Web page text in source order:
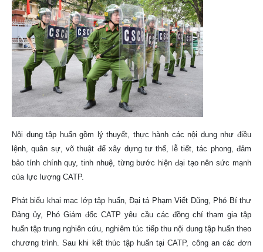
Nội dung tập huấn gồm lý thuyết, thực hành các nội dung như điều
lệnh, quân sự, võ thuật để xây dựng tư thế, lễ tiết, tác phong, đảm
bảo tính chính quy, tinh nhuệ, từng bước hiện đại tạo nên sức mạnh
của lực lượng CATP.
Phát biểu khai mạc lớp tập huấn, Đại tá Phạm Viết Dũng, Phó Bí thư
Đảng ủy, Phó Giám đốc CATP yêu cầu các đồng chí tham gia tập
huấn tập trung nghiên cứu, nghiêm túc tiếp thu nội dung tập huấn theo
chương trình. Sau khi kết thúc tập huấn tại CATP, công an các đơn